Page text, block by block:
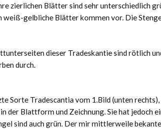
zierlichen Blätter sind sehr unterschiedlich
weiß-gelbliche Blätter kommen vor. Die
dieser Tradeskantie sind rötlich
durch.
Sorte Tradescantia vom 1.Bild (unten rechts),
der Blattform und Zeichnung. Sie hat jedoch
sind auch grün. Der mir mittlerweile